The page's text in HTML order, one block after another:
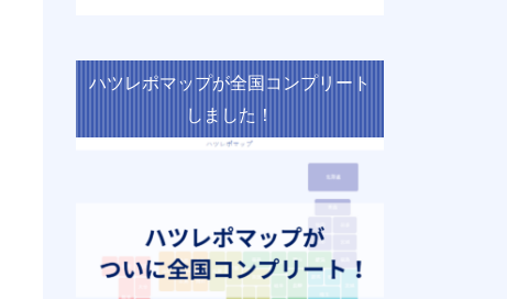
ハツレポマップが全国コンプリート
しました！